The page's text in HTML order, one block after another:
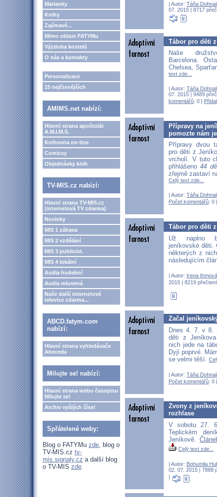
Marianky
Knihy
Zajímavé...
Mimo oblast FATYMu
Výzdoba kostelů
O nás a kontakty
Personalizace
15 nejčtenějších
AMIMS.net nabízí:
Hlavní strana apoštolát
A.M.I.M.S.
Knihovna on-line
Comicsy
Objednávky knih
TV-MIS.cz nabízí:
Hlavní strana TV-MIS.cz
(internetová TV zdarma)
Novinky
MIS 1 zábava
MIS 2 vzdělání
MIS 3 publicist.
MIS 4 lokální
Audia hudební
Audia mluvená
Naše další internetové
televize zdarma...
ABCD.fatym.com
nabízí:
Hlavní strana vyhledávače
Abeceda
Milujte se! nabízí:
Hlavní strana webu časopisu
Milujte se!
Archiv vyšlých čísel
Spřátelené weby:
Blog o FATYMu zde, blog o
TV-MIS.cz tv-
mis.signaly.cz a další blog
o TV-MIS zde.
| Autor: Táňa
07. 2015 | 8717
Tábor pro děti
Naše
Barcelona.
Chelsea,
text zde...
| Autor: Táňa
07. 2015 | 9489
komentářů: 0 |
Přípravy na
pomozte nám
Přípravy dvou
pro děti z
vrcholí. V tuto
přihlášeno44
zřejmě zastaví
Celý text zde...
| Autor: Táňa
Počet komentářů: 0
Tábor pro děti
Už naplno
jeníkovské děti.
některých z
následujícím
| Autor: Irena Ihmová
2015 | 8219
Začal
Dnes 4. 7. v 8.
děti z
nich jede na
Dyjí poprvé.
se velmi těší.
| Autor: Táňa
Počet komentářů: 0
Zvony z
rozhlase
V sobotu 27.
Teplickém
Jeníkově.
Celý text zde...
| Autor: Bohumila
02. 07. 2015 | 7888
|